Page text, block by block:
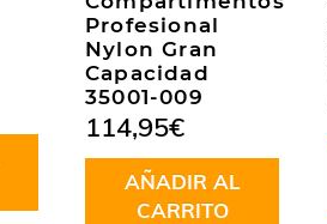
Profesional
Nylon Gran
Capacidad
35001-009
114,95€
AÑADIR AL
CARRITO